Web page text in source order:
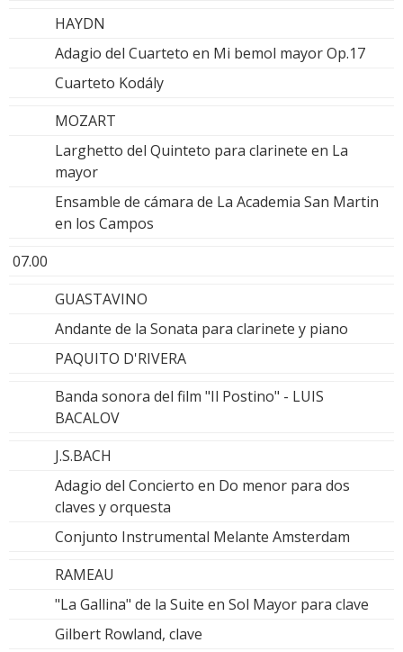
HAYDN
Adagio del Cuarteto en Mi bemol mayor Op.17
Cuarteto Kodály
MOZART
Larghetto del Quinteto para clarinete en La
mayor
Ensamble de cámara de La Academia San Martin
en los Campos
07.00
GUASTAVINO
Andante de la Sonata para clarinete y piano
PAQUITO D'RIVERA
Banda sonora del film "Il Postino" - LUIS
BACALOV
J.S.BACH
Adagio del Concierto en Do menor para dos
claves y orquesta
Conjunto Instrumental Melante Amsterdam
RAMEAU
"La Gallina" de la Suite en Sol Mayor para clave
Gilbert Rowland, clave